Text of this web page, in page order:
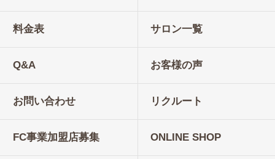
料金表 サロン一覧
Q&A お客様の声
お問い合わせ リクルート
FC事業加盟店募集 ONLINE SHOP